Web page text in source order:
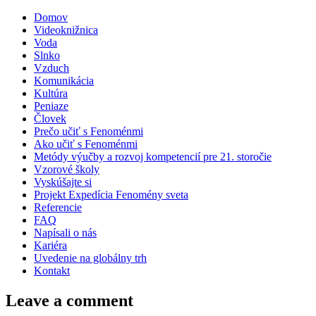
Domov
Videoknižnica
Voda
Slnko
Vzduch
Komunikácia
Kultúra
Peniaze
Človek
Prečo učiť s Fenoménmi
Ako učiť s Fenoménmi
Metódy výučby a rozvoj kompetencií pre 21. storočie
Vzorové školy
Vyskúšajte si
Projekt Expedícia Fenomény sveta
Referencie
FAQ
Napísali o nás
Kariéra
Uvedenie na globálny trh
Kontakt
Leave a comment